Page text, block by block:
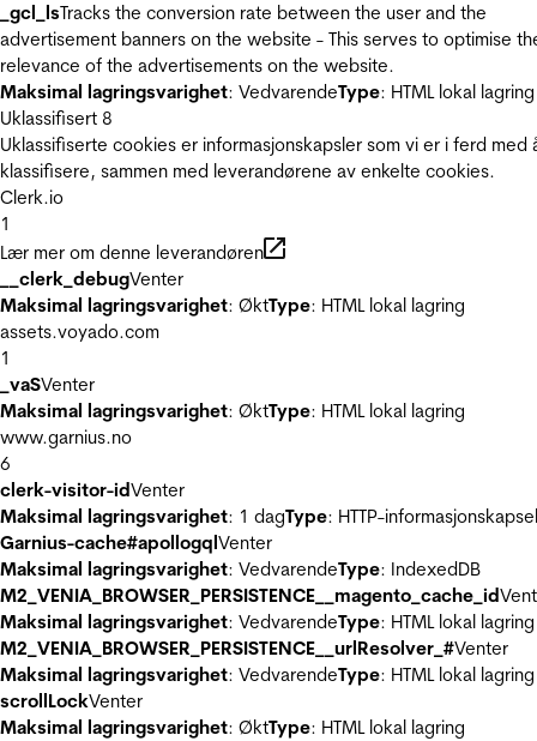
_gcl_lsTracks the conversion rate between the user and the
advertisement banners on the website - This serves to optimise
relevance of the advertisements on the website.
Maksimal lagringsvarighet: VedvarendeType: HTML lokal lagring
Uklassifisert 8
Uklassifiserte cookies er informasjonskapsler som vi er i ferd med
klassifisere, sammen med leverandørene av enkelte cookies.
Clerk.io
1
Lær mer om denne leverandøren
__clerk_debugVenter
Maksimal lagringsvarighet: ØktType: HTML lokal lagring
assets.voyado.com
1
_vaSVenter
Maksimal lagringsvarighet: ØktType: HTML lokal lagring
www.garnius.no
6
clerk-visitor-idVenter
Maksimal lagringsvarighet: 1 dagType: HTTP-informasjonskapsel
Garnius-cache#apollogqlVenter
Maksimal lagringsvarighet: VedvarendeType: IndexedDB
M2_VENIA_BROWSER_PERSISTENCE__magento_cache_id
Maksimal lagringsvarighet: VedvarendeType: HTML lokal lagring
M2_VENIA_BROWSER_PERSISTENCE__urlResolver_#Venter
Maksimal lagringsvarighet: VedvarendeType: HTML lokal lagring
scrollLockVenter
Maksimal lagringsvarighet: ØktType: HTML lokal lagring